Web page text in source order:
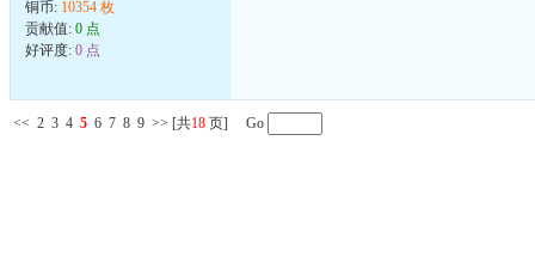
铜币: 10354 枚
贡献值: 0 点
好评度: 0 点
<< 2 3 4 5 6 7 8 9 >> [共18 页] Go